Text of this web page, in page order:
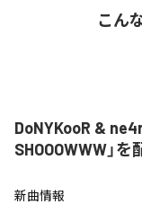
こん
DoNYKooR &
SHOOOWWW」
新曲情報